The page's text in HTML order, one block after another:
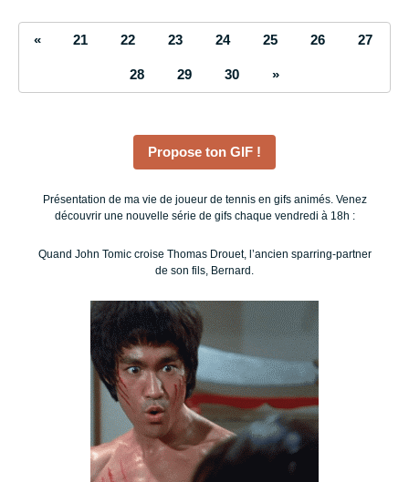
« 21 22 23 24 25 26 27
28 29 30 »
Propose ton GIF !
Présentation de ma vie de joueur de tennis en gifs animés. Venez
découvrir une nouvelle série de gifs chaque vendredi à 18h :
Quand John Tomic croise Thomas Drouet, l’ancien sparring-partner
de son fils, Bernard.